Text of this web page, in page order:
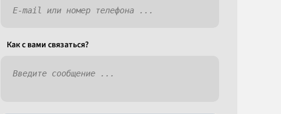
Как c вами связаться?